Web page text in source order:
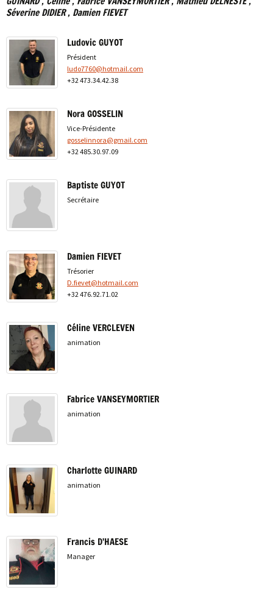
Séverine DIDIER , Damien FIEVET
Ludovic GUYOT
Président
ludo7760@hotmail.com
+32 473.34.42.38
Nora GOSSELIN
Vice-Présidente
gosselinnora@gmail.com
+32 485.30.97.09
Baptiste GUYOT
Secrétaire
Damien FIEVET
Trésorier
D.fievet@hotmail.com
+32 476.92.71.02
Céline VERCLEVEN
animation
Fabrice VANSEYMORTIER
animation
Charlotte GUINARD
animation
Francis D'HAESE
Manager